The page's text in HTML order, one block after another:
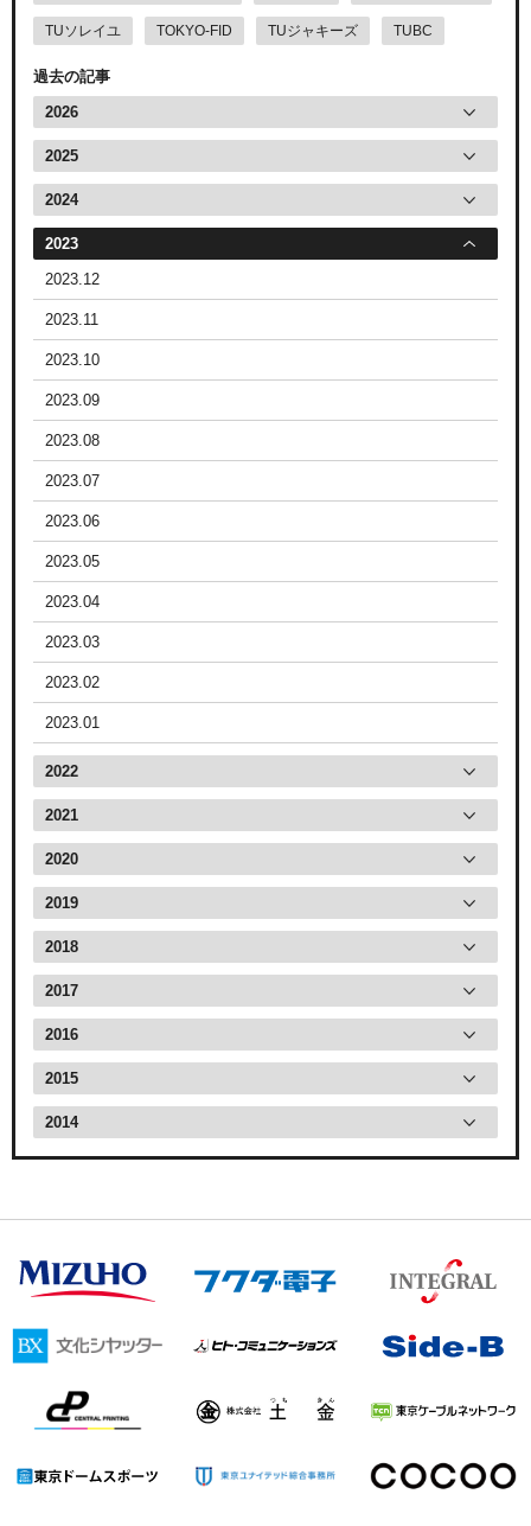
TUソレイユ TOKYO-FID TUジャキーズ TUBC
過去の記事
2026
2025
2024
2023
2023.12
2023.11
2023.10
2023.09
2023.08
2023.07
2023.06
2023.05
2023.04
2023.03
2023.02
2023.01
2022
2021
2020
2019
2018
2017
2016
2015
2014